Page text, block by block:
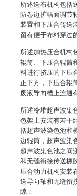
所述送布机构包括
防卷边扩幅面调节
装置和下压合传送
留有便于布料穿过
所述加热压合机构
辊筒、下压合辊筒
料进行挤压的下压
正下方，下压合辊
废液导向槽上连通
所述冷堆超声波染
色架上安装有若干
括超声波染色池和
边辊筒，超声波染
超声波染色池之间
和无缝衔接传送橡
压合动力机构安装
送导向轴和无缝衔
隙；